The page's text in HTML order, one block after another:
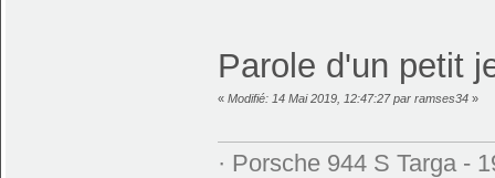
Parole d'un petit
« Modifié: 14 Mai 2019, 12:47:27 par ramses34»
· Porsche 944 S Targa -